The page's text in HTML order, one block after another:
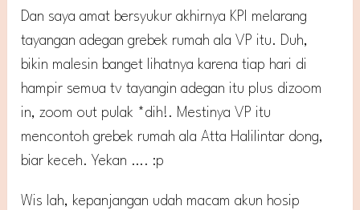
Dan saya amat bersyukur akhirnya KPI melarang
tayangan adegan grebek rumah ala VP itu. Duh,
bikin malesin banget lihatnya karena tiap hari di
hampir semua tv tayangin adegan itu plus dizoom
in, zoom out pulak *dih!. Mestinya VP itu
mencontoh grebek rumah ala Atta Halilintar dong,
biar keceh. Yekan …. :p
Wis lah, kepanjangan udah macam akun hosip